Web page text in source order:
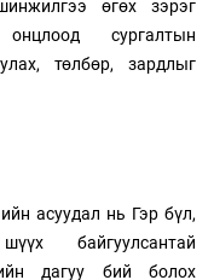
өгөх зэрэг
сургалтын
төлбөр, зардлыг
асуудал нь Гэр бүл,
байгуулсантай
дагуу бий болох